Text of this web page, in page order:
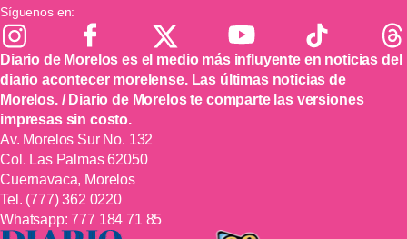
Síguenos en:
Diario de Morelos es el medio más influyente en noticias del
diario acontecer morelense. Las últimas noticias de
Morelos. / Diario de Morelos te comparte las versiones
impresas sin costo.
Av. Morelos Sur No. 132
Col. Las Palmas 62050
Cuernavaca, Morelos
Tel. (777) 362 0220
Whatsapp:777 184 71 85